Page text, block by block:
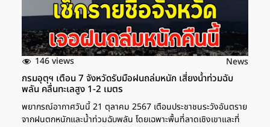
146 views News
กรมอุตุฯ เตือน 7 จังหวัดรับมือฝนถล่มหนัก เสี่ยงน้ำท่วมฉับ
พลัน คลื่นทะเลสูง 1-2 เมตร
พยากรณ์อากาศวันนี้ 21 ตุลาคม 2567 เตือนประชาชนระวังอันตราย
จากฝนตกหนักและน้ำท่วมฉับพลัน โดยเฉพาะพื้นที่ลาดเชิงเขาและที่